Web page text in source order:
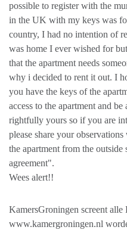
possible to register with the
in the UK with my keys was
country, I had no intention of
was home I ever wished for
that the apartment needs
why i decided to rent it out. I
you have the keys of the
access to the apartment and
rightfully yours so if you are
please share your
the apartment from the outside
agreement".
Wees alert!!
KamersGroningen screent alle
www.kamergroningen.nl